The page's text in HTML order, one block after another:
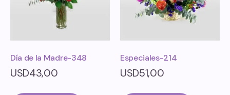
Día de la Madre-348
USD43,00
Especiales-214
USD51,00